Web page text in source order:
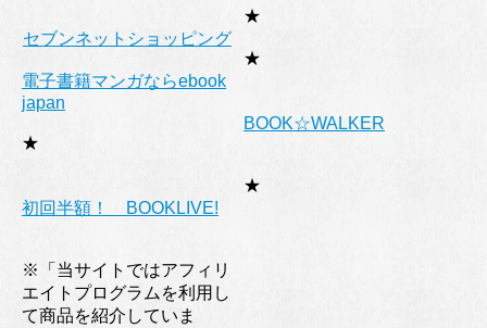
★
セブンネットショッピング
★
電子書籍マンガならebook
japan
★
BOOK☆WALKER
★
初回半額！ BOOKLIVE!
※「当サイトではアフィリ
エイトプログラムを利用し
て商品を紹介していま